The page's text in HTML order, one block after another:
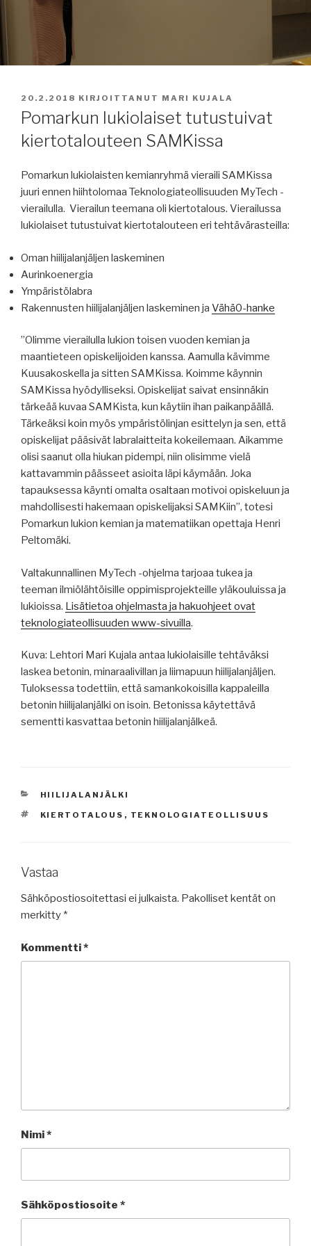
JULKAISTU
20.2.2018 KIRJOITTANUT MARI KUJALA
Pomarkun lukiolaiset tutustuivat
kiertotalouteen SAMKissa
Pomarkun lukiolaisten kemianryhmä vieraili SAMKissa
juuri ennen hiihtolomaa Teknologiateollisuuden MyTech -
vierailulla. Vierailun teemana oli kiertotalous. Vierailussa
lukiolaiset tutustuivat kiertotalouteen eri tehtävärasteilla:
Oman hiilijalanjäljen laskeminen
Aurinkoenergia
Ympäristölabra
Rakennusten hiilijalanjäljen laskeminen ja Vähä0-hanke
”Olimme vierailulla lukion toisen vuoden kemian ja
maantieteen opiskelijoiden kanssa. Aamulla kävimme
Kuusakoskella ja sitten SAMKissa. Koimme käynnin
SAMKissa hyödylliseksi. Opiskelijat saivat ensinnäkin
tärkeää kuvaa SAMKista, kun käytiin ihan paikanpäällä.
Tärkeäksi koin myös ympäristölinjan esittelyn ja sen, että
opiskelijat pääsivät labralaitteita kokeilemaan. Aikamme
olisi saanut olla hiukan pidempi, niin olisimme vielä
kattavammin päässeet asioita läpi käymään. Joka
tapauksessa käynti omalta osaltaan motivoi opiskeluun ja
mahdollisesti hakemaan opiskelijaksi SAMKiin”, totesi
Pomarkun lukion kemian ja matematiikan opettaja Henri
Peltomäki.
Valtakunnallinen MyTech -ohjelma tarjoaa tukea ja
teeman ilmiölähtöisille oppimisprojekteille yläkouluissa ja
lukioissa. Lisätietoa ohjelmasta ja hakuohjeet ovat
teknologiateollisuuden www-sivuilla.
Kuva: Lehtori Mari Kujala antaa lukiolaisille tehtäväksi
laskea betonin, minaraalivillan ja liimapuun hiilijalanjäljen.
Tuloksessa todettiin, että samankokoisilla kappaleilla
betonin hiilijalanjälki on isoin. Betonissa käytettävä
sementti kasvattaa betonin hiilijalanjälkeä.
KATEGORIAT
HIILIJALANJÄLKI
AVAINSANAT
KIERTOTALOUS , TEKNOLOGIATEOLLISUUS
Vastaa
Sähköpostiosoitettasi ei julkaista. Pakolliset kentät on
merkitty *
Kommentti*
Nimi*
Sähköpostiosoite *